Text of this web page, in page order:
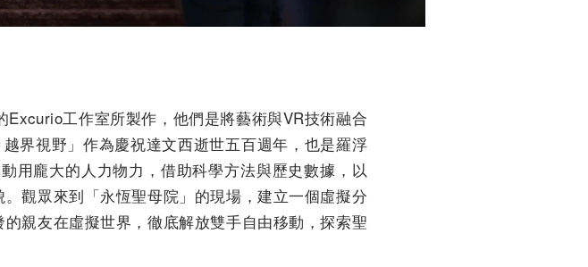
Excurio工作室所製作，他們是將藝術與VR技術融合
界視野」作為慶祝達文西逝世五百週年，也是羅浮
用龐大的人力物力，借助科學方法與歷史數據，以
觀眾來到「永恆聖母院」的現場，建立一個虛擬分
親友在虛擬世界，徹底解放雙手自由移動，探索聖